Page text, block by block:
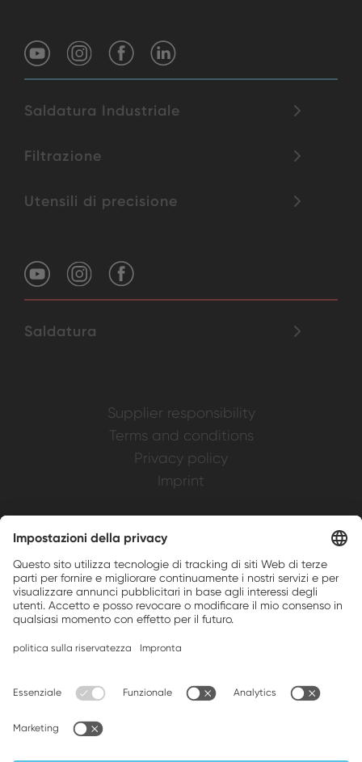
Saldatura Industriale
Filtrazione
Utensili di precisione
Saldatura
Supplier responsibility
Terms and conditions
Privacy policy
Imprint
Brands, Inc.
Companion brands: